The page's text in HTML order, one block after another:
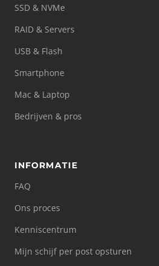
SSD & NVMe
RAID & Servers
USB & Flash
Smartphone
Mac & Laptop
Bedrijven & pros
INFORMATIE
FAQ
Ons proces
Kenniscentrum
Mijn schijf per post opsturen